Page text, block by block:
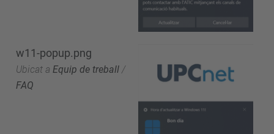
w11-popup.png
Ubicat a Equip de treball /
FAQ